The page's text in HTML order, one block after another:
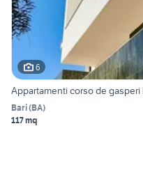
6
Appartamenti corso de
Bari(BA)
117 mq